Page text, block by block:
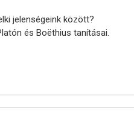
jelenségeink között?
és Boëthius tanításai.